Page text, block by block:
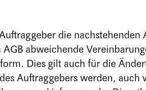
die nachstehenden
abweichende
Dies gilt auch für die
Auftraggebers werden,